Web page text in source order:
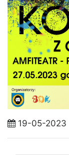
19-05-2023